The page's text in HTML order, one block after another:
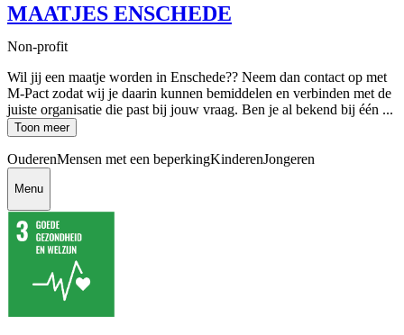
MAATJES ENSCHEDE
Non-profit
Wil jij een maatje worden in Enschede?? Neem dan contact op met
M-Pact zodat wij je daarin kunnen bemiddelen en verbinden met de
juiste organisatie die past bij jouw vraag. Ben je al bekend bij één ...
Toon meer
OuderenMensen met een beperkingKinderenJongeren
Menu